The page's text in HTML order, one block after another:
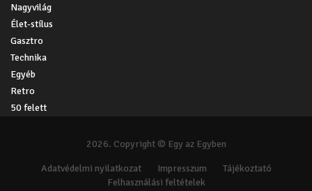
Nagyvilág
Élet-stílus
Gasztro
Technika
Egyéb
Retro
50 felett
2026. Copyright © Egy az Egyben
Adatvédelmi nyilatkozat Impresszum
Tájékoztató
Felhasználási feltételek